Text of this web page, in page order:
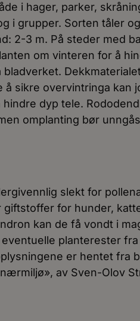
i hager, parker,
i grupper. Sorten tåler
2-3 m. På steder med
om vinteren for å
å sikre overvintringa kan
dyp tele.
omplanting bør
slekt for
giftstoffer for hunder,
kan de få vondt i
planterester
er hentet fra
av Sven-Olov